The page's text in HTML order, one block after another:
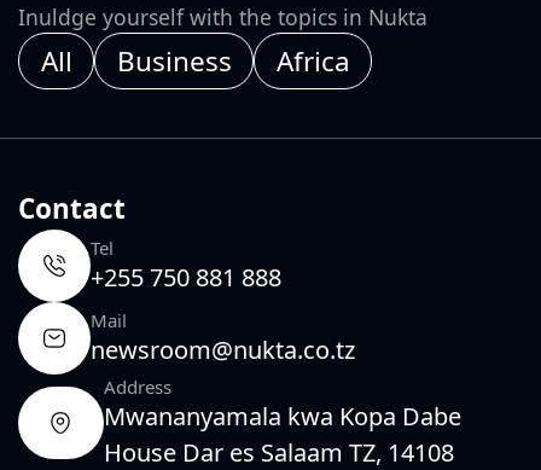
Inuldge yourself with the topics in Nukta
All Business Africa
Contact
Tel
+255 750 881 888
Mail
newsroom@nukta.co.tz
Address
Mwananyamala kwa Kopa Dabe
House Dar es Salaam TZ, 14108